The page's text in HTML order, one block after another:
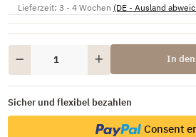
Lieferzeit: 3 - 4 Wochen (DE - Ausland
In
Sicher und flexibel bezahlen
Consent